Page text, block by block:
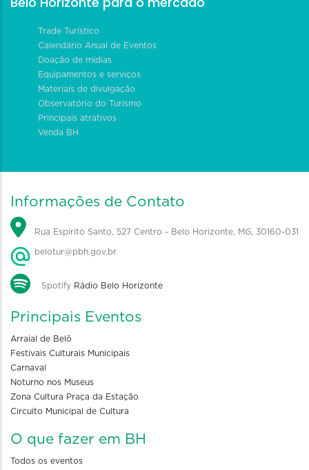
Trade Turístico
Calendário Anual de Eventos
Doação de mídias
Equipamentos e serviços
Materiais de divulgação
Observatório do Turismo
Principais atrativos
Venda BH
Informações de Contato
Rua Espírito Santo, 527 Centro - Belo Horizonte, MG, 30160-031
belotur@pbh.gov.br
Spotify Rádio Belo Horizonte
Principais Eventos
Arraial de Belô
Festivais Culturais Municipais
Carnaval
Noturno nos Museus
Zona Cultura Praça da Estação
Circuito Municipal de Cultura
O que fazer em BH
Todos os eventos